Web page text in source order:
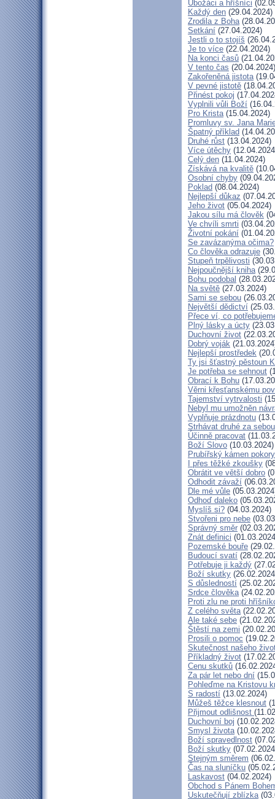
Ubožáci a hříšníci
Každý den (29.04.2024)
Zrodila z Boha
Setkání (27.04.2024)
Jestli o to stojíš
Je to více (22.04.2024)
Na konci časů
V tento čas (20.04.2024)
Zakořeněná jistota
V pevné jistotě
Přinést pokoj
Vyplnili vůli Boží
Pro Krista(15.04.2024)
Promluvy sv. Jana
Špatný příklad
Druhé růst (13.04.2024)
Více útěchy
Celý den (11.04.2024)
Získává na kvalitě
Osobní chyby
Poklad (08.04.2024)
Nejlepší důkaz
Jeho život (05.04.2024)
Jakou sílu má člověk
Ve chvíli smrti
Životní pokání
Se zavázanýma očima?
Co člověka odrazuje
Stupeň trpělivosti
Nejpoučnější kniha
Bohu podobal
Na světě (27.03.2024)
Sami se sebou
Největší dědictví
Přece ví, co
Plný lásky a úcty
Duchovní život
Dobrý voják
Nejlepší prostředek
Ty jsi šťastný pěstoun
Je potřeba se sehnout
Obrací k Bohu
Věrni křesťanskému
Tajemství vytrvalosti
Nebyl mu umožněn
Vyplňuje prázdnotu
Strhávat druhé za sebou
Účinně pracovat
Boží Slovo (10.03.2024)
Prubířský kámen pokory
I přes těžké zkoušky
Obrátit ve větší dobro
Odhodit závaží
Dle mé vůle
Odhoď daleko
Myslíš si? (04.03.2024)
Stvořeni pro nebe
Správný směr
Znát definici
Pozemské bouře
Budoucí svatí
Potřebuje ji každý
Boží skutky
S důsledností
Srdce člověka
Proti zlu ne proti
Z celého světa
Ale také sebe
Štěstí na zemi
Prosili o pomoc
Skutečnost našeho
Příkladný život
Cenu skutků
Za pár let nebo dní
Pohleďme na Kristovu
S radostí (13.02.2024)
Můžeš těžce klesnout
Přijmout odlišnost
Duchovní boj
Smysl života
Boží spravedlnost
Boží skutky
Stejným směrem
Čas na sluníčku
Laskavost (04.02.2024)
Obchod s Pánem
Uskutečňují zblízka